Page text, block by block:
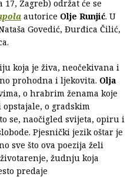
Zagreb) održat će se
autorice Olje Runjić. U
Govedić, Đurđica Čilić,
koja je živa, neočekivana i
prohodna i ljekovita. Olja
o hrabrim ženama koje
o gradskim
se, naočigled svijeta, opiru i
Pjesnički jezik oštar je
sve što ova poezija želi
žudnju koja
predaje